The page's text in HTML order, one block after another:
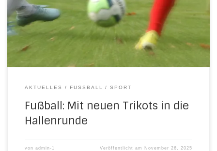
erreichen. Sie belegt derzeit den dafür nötigen 3. Platz und
will diesen auch in den Rückspielen verteidigen oder
vielleicht noch verbessern. Eine Premiere hatten beim
Hallenturnier […]
AKTUELLES FUSSBALL SPORT
Fußball: Mit neuen Trikots in die
Hallenrunde
von admin-1 Veröffentlicht am November 26, 2025